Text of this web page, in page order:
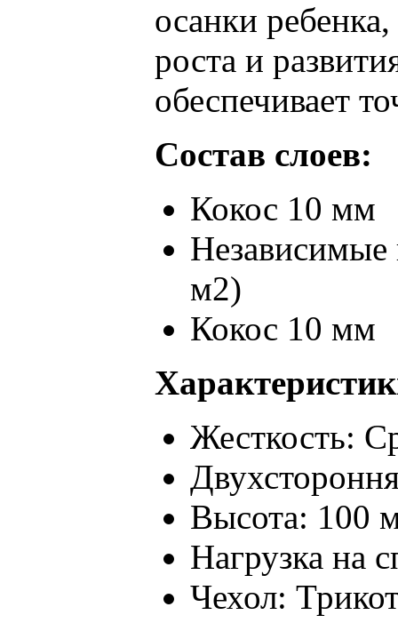
осанки
роста и
обеспечивает
Состав слоев:
Кокос 10 мм
м2)
Кокос 10 мм
Жесткость:
Высота: 100
Нагрузка на
Чехол: